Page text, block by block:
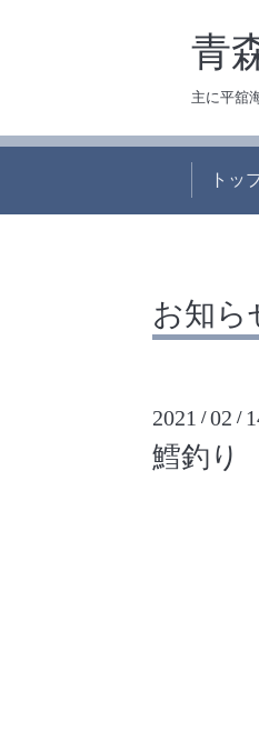
青
主に平舘
トッ
お知ら
2021 /02 /
鱈釣り